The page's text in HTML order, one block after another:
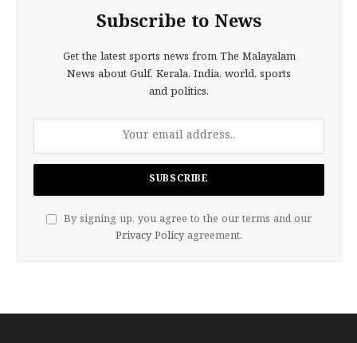
Subscribe to News
Get the latest sports news from The Malayalam
News about Gulf, Kerala, India, world, sports
and politics.
By signing up, you agree to the our terms and our
Privacy Policy agreement.